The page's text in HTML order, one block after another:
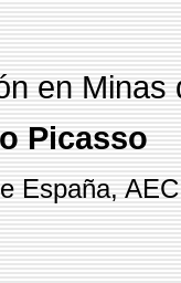
en
Picasso
España,